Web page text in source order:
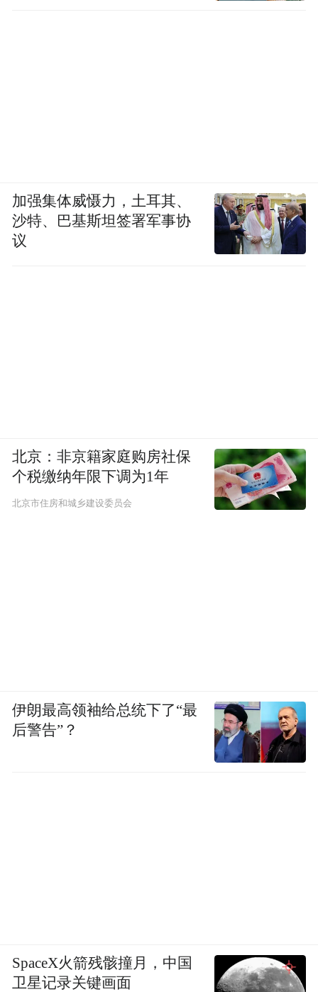
更值得关注的是该剧对核心观众群的深度触
达。CSM全国网数据显示，该剧单集最多触
达观众177.9万人，排名东方卫视今年上午剧
坡红星大奖中包揽最佳戏剧、最佳女主角、
最佳男配角等多项重磅大奖，实现了从观众
加强集体威慑力，土耳其、
沙特、巴基斯坦签署军事协
议
北京：非京籍家庭购房社保
个税缴纳年限下调为1年
北京市住房和城乡建设委员会
伊朗最高领袖给总统下了“最
后警告”？
SpaceX火箭残骸撞月，中国
卫星记录关键画面